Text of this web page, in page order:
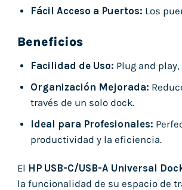
Fácil Acceso a Puertos: Los
Beneficios
Facilidad de Uso: Plug and
Organización Mejorada:
través de un solo dock.
Ideal para Profesionales:
productividad y la eficiencia.
El HP USB-C/USB-A Universal
la funcionalidad de su espacio de